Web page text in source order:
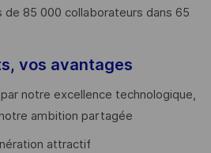
de 85 000 collaborateurs dans 65
vos avantages
notre excellence technologique,
ambition partagée
attractif